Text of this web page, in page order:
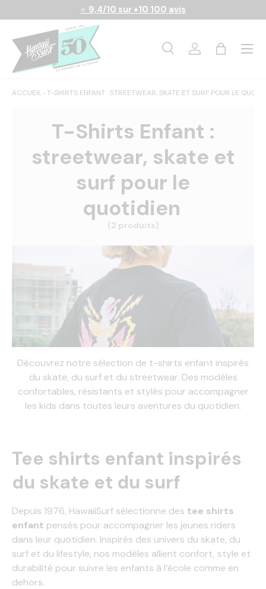
Aller au contenu
⭐ 9,4/10 sur +10 100 avis
Rechercher
RechercheSe connecter
Panier
Menu
ACCUEIL ›T-SHIRTS ENFANT : STREETWEAR, SKATE ET SURF POUR LE
T-Shirts Enfant :
streetwear, skate et
surf pour le
quotidien
(2 produits)
Découvrez notre sélection de t-shirts enfant inspirés
du skate, du surf et du streetwear. Des modèles
confortables, résistants et stylés pour accompagner
les kids dans toutes leurs aventures du quotidien.
Tee shirts enfant inspirés
du skate et du surf
Depuis 1976, HawaiiSurf sélectionne des tee shirts
enfant pensés pour accompagner les jeunes riders
dans leur quotidien. Inspirés des univers du skate, du
surf et du lifestyle, nos modèles allient confort, style et
durabilité pour suivre les enfants à l’école comme en
dehors.